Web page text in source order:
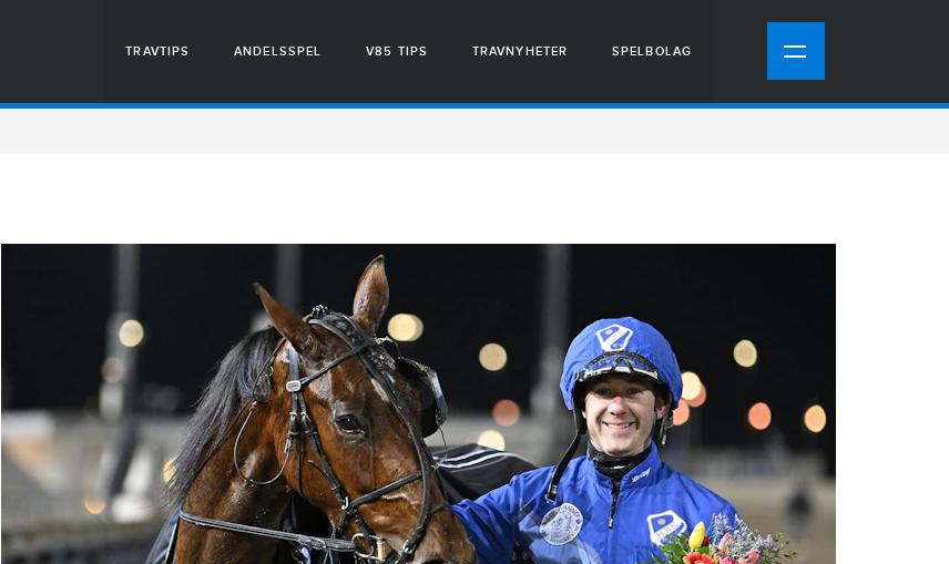
TRAVTIPS ANDELSSPEL V85 TIPS TRAVNYHETER SPELBOLAG